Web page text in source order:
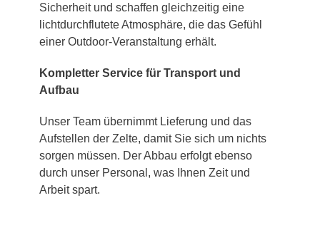
Sicherheit und schaffen gleichzeitig eine
lichtdurchflutete Atmosphäre, die das Gefühl
einer Outdoor-Veranstaltung erhält.
Kompletter Service für Transport und
Aufbau
Unser Team übernimmt Lieferung und das
Aufstellen der Zelte, damit Sie sich um nichts
sorgen müssen. Der Abbau erfolgt ebenso
durch unser Personal, was Ihnen Zeit und
Arbeit spart.